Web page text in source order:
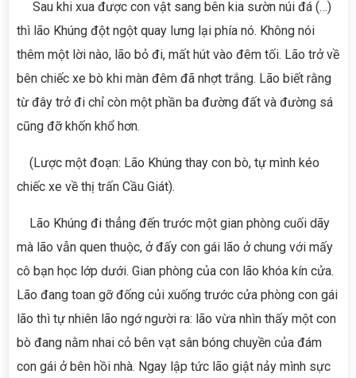
Sau khi xua được con vật sang bên kia sườn núi đá (…)
thì lão Khúng đột ngột quay lưng lại phía nó. Không nói
thêm một lời nào, lão bỏ đi, mất hút vào đêm tối. Lão trở về
bên chiếc xe bò khi màn đêm đã nhợt trắng. Lão biết rằng
từ đây trở đi chỉ còn một phần ba đường đất và đường sá
cũng đỡ khốn khổ hơn.
(Lược một đoạn: Lão Khúng thay con bò, tự mình kéo
chiếc xe về thị trấn Cầu Giát).
Lão Khúng đi thẳng đến trước một gian phòng cuối dãy
mà lão vẫn quen thuộc, ở đấy con gái lão ở chung với mấy
cô bạn học lớp dưới. Gian phòng của con lão khóa kín cửa.
Lão đang toan gỡ đống củi xuống trước cửa phòng con gái
lão thì tự nhiên lão ngớ người ra: lão vừa nhìn thấy một con
bò đang nằm nhai cỏ bên vạt sân bóng chuyền của đám
con gái ở bên hồi nhà. Ngay lập tức lão giật nảy mình sực